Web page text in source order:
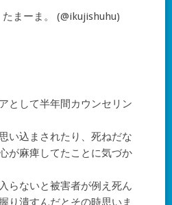
まーま。 (@ikujishuhu)
として半年間カウンセリン
い込まされたり、死ねだな
が麻痺してたことに気づか
らないと被害者が例え死ん